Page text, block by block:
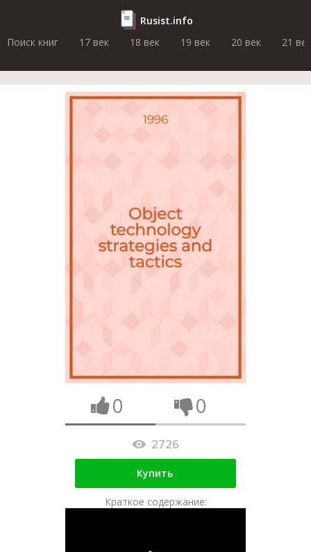
Rusist.info
Поиск книг
17 век 18 век 19 век 20 век 21 век
0 0
2726
Купить
Краткое содержание: